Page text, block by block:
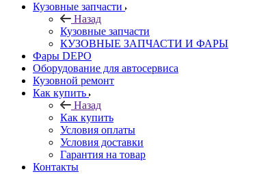
Кузовные запчасти
Назад
Кузовные запчасти
КУЗОВНЫЕ ЗАПЧАСТИ И ФАРЫ
Фары DEPO
Оборудование для автосервиса
Кузовной ремонт
Как купить
Назад
Как купить
Условия оплаты
Условия доставки
Гарантия на товар
Контакты